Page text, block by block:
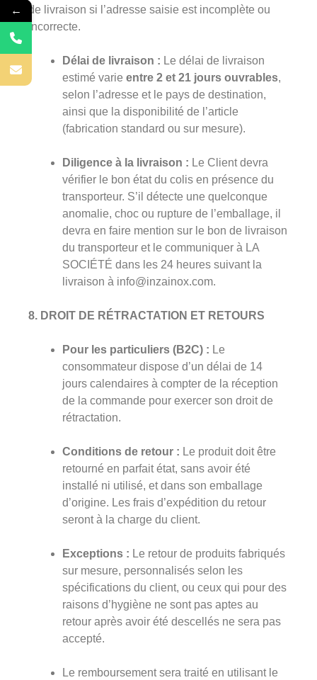
de livraison si l’adresse saisie est incomplète ou
incorrecte.
Délai de livraison : Le délai de livraison
estimé varie entre 2 et 21 jours ouvrables,
selon l’adresse et le pays de destination,
ainsi que la disponibilité de l’article
(fabrication standard ou sur mesure).
Diligence à la livraison : Le Client devra
vérifier le bon état du colis en présence du
transporteur. S’il détecte une quelconque
anomalie, choc ou rupture de l’emballage, il
devra en faire mention sur le bon de livraison
du transporteur et le communiquer à LA
SOCIÉTÉ dans les 24 heures suivant la
livraison à info@inzainox.com.
8. DROIT DE RÉTRACTATION ET RETOURS
Pour les particuliers (B2C) : Le
consommateur dispose d’un délai de 14
jours calendaires à compter de la réception
de la commande pour exercer son droit de
rétractation.
Conditions de retour : Le produit doit être
retourné en parfait état, sans avoir été
installé ni utilisé, et dans son emballage
d’origine. Les frais d’expédition du retour
seront à la charge du client.
Exceptions : Le retour de produits fabriqués
sur mesure, personnalisés selon les
spécifications du client, ou ceux qui pour des
raisons d’hygiène ne sont pas aptes au
retour après avoir été descellés ne sera pas
accepté.
Le remboursement sera traité en utilisant le
←